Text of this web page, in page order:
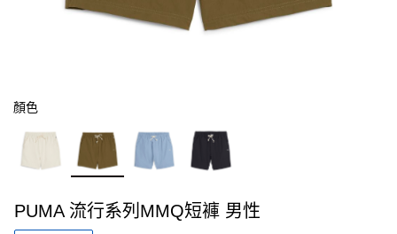
顏色
PUMA 流行系列MMQ短褲 男性